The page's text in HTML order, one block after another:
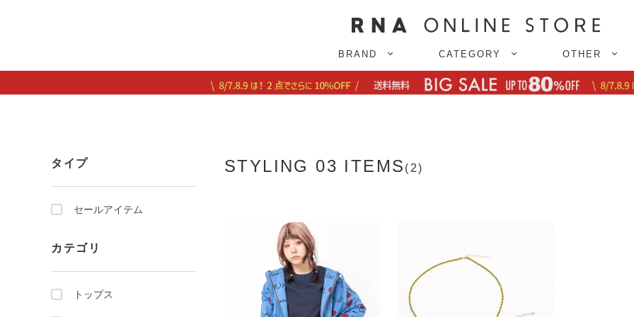
BRAND CATEGORY OTHER
タイプ
セールアイテム
カテゴリ
トップス
STYLING 03 ITEMS (2)